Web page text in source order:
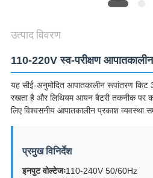
उत्पाद विवरण
110-220V स्व-परीक्षण
यह सीई-अनुमोदित आपातकालीन रूपांतरण किट
रखता है और लिथियम आयन बैटरी तकनीक पर
लिए विश्वसनीय आपातकालीन प्रकाश व्यवस्था
प्रमुख विनिर्देश
इनपुट वोल्टेजः110-240V 50/60Hz